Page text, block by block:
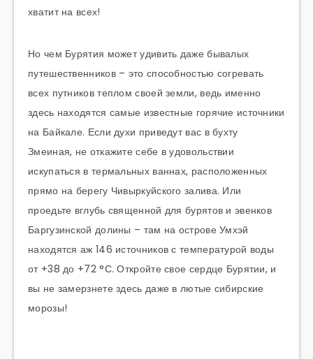
хватит на всех!
Но чем Бурятия может удивить даже бывалых
путешественников – это способностью согревать
всех путников теплом своей земли, ведь именно
здесь находятся самые известные горячие источники
на Байкале. Если духи приведут вас в бухту
Змеиная, не откажите себе в удовольствии
искупаться в термальных ваннах, расположенных
прямо на берегу Чивыркуйского залива. Или
проедьте вглубь священной для бурятов и эвенков
Баргузинской долины – там на острове Умхэй
находятся аж 146 источников с температурой воды
от +38 до +72 °С. Откройте свое сердце Бурятии, и
вы не замерзнете здесь даже в лютые сибирские
морозы!